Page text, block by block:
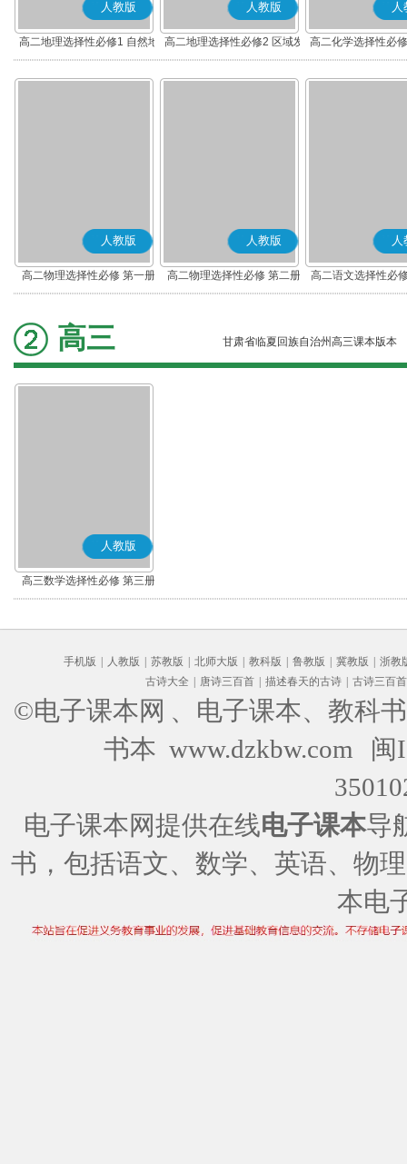
人教版
高二地理选择性必修1 自然地
理基础
人教版
高二地理选择性必修2 区域发
展
人
高二化学选择性必
应原理
人教版
高二物理选择性必修 第一册
人教版
高二物理选择性必修 第二册
人
高二语文选择性必
编版)
高三 甘肃省临夏回族自治州高三课本版本
人教版
高三数学选择性必修 第三册
(A版)
手机版 人教版 苏教版 北师大版 教科版 鲁教版 冀教版
浙教
古诗大全
唐诗三百首 描述春天的古诗 古诗三百首
©电子课本网 、电子课本、教科
书本 www.dzkbw.com
闽
电子课本网提供在线电子课本导
书，包括语文、数学、英语、物
本电